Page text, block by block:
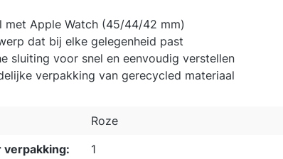
met Apple Watch (45/44/42 mm)
dat bij elke gelegenheid past
sluiting voor snel en eenvoudig verstellen
verpakking van gerecycled materiaal
Roze
verpakking:
1